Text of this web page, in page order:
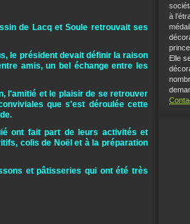
de Lacq et Soule retrouvait ses
le président devait définir la raison
amis, un bel échange entre les
l'amitié et le plaisir de se retrouver
que s'est déroulée cette
ont fait part de leurs activités et
colis de Noël et à la préparation
et pâtisseries qui ont été très
à
Elle